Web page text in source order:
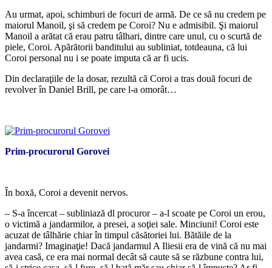
Au urmat, apoi, schimburi de focuri de armă. De ce să nu credem pe
maiorul Manoil, şi să credem pe Coroi? Nu e admisibil. Şi maiorul
Manoil a arătat că erau patru tâlhari, dintre care unul, cu o scurtă de
piele, Coroi. Apărătorii banditului au subliniat, totdeauna, că lui
Coroi personal nu i se poate imputa că ar fi ucis.
Din declaraţiile de la dosar, rezultă că Coroi a tras două focuri de
revolver în Daniel Brill, pe care l-a omorât…
Prim-procurorul Gorovei
În boxă, Coroi a devenit nervos.
– S-a încercat – subliniază dl procuror – a-l scoate pe Coroi un erou,
o victimă a jandarmilor, a presei, a soţiei sale. Minciuni! Coroi este
acuzat de tâlhărie chiar în timpul căsătoriei lui. Bătăile de la
jandarmi? Imaginaţie! Dacă jandarmul A Iliesii era de vină că nu mai
avea casă, ce era mai normal decât să caute să se răzbune contra lui,